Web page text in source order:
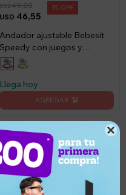

USD 46,55
USD49,00 5
Andador ajustable Bebesit
Speedy con juegos y
móviles - Rojo
Llega hoy